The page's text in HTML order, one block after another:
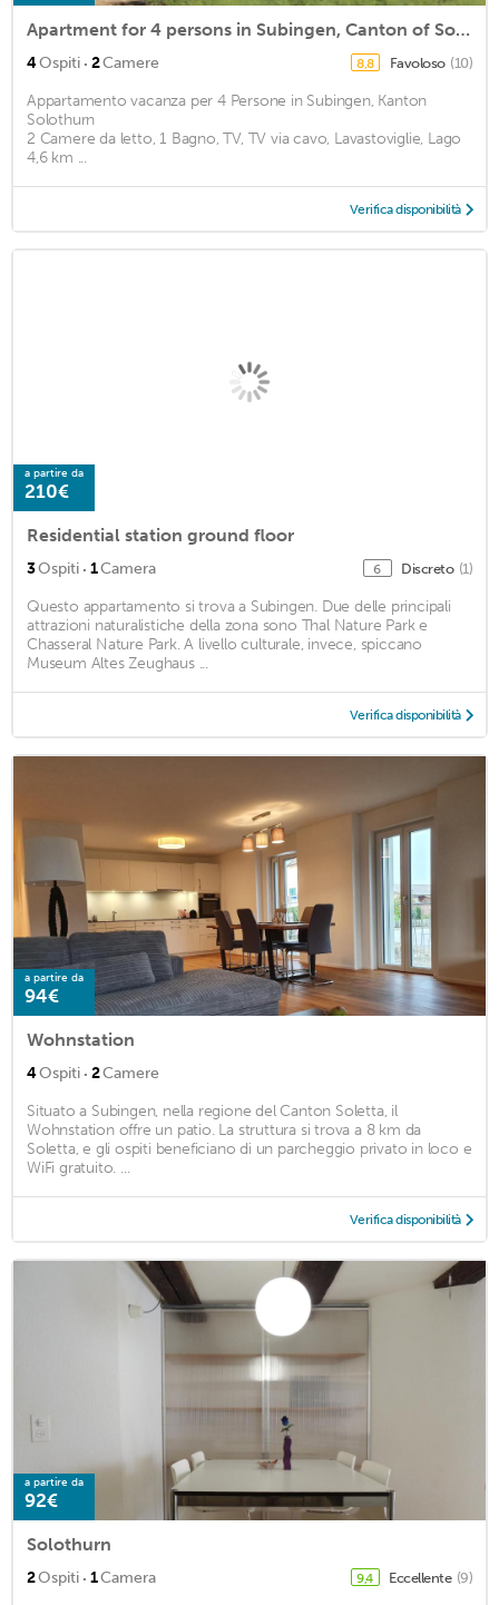
Apartment for 4 persons in Subingen, Canton of Solothurn<BR>2 bedrooms, 1 bathroom, TV, cable TV, dim2
4Ospiti · 2Camere 8,8 Favoloso (10)
Appartamento vacanza per 4 Persone in Subingen, Kanton
Solothurn
2 Camere da letto, 1 Bagno, TV, TV via cavo, Lavastoviglie, Lago
4,6 km ...
Verifica disponibilità
a partire da
210€
Residential station ground floor
3Ospiti · 1Camera 6 Discreto (1)
Questo appartamento si trova a Subingen. Due delle principali
attrazioni naturalistiche della zona sono Thal Nature Park e
Chasseral Nature Park. A livello culturale, invece, spiccano
Museum Altes Zeughaus ...
Verifica disponibilità
a partire da
94€
Wohnstation
4Ospiti · 2Camere
Situato a Subingen, nella regione del Canton Soletta, il
Wohnstation offre un patio. La struttura si trova a 8 km da
Soletta, e gli ospiti beneficiano di un parcheggio privato in loco e
WiFi gratuito. ...
Verifica disponibilità
a partire da
92€
Solothurn
2Ospiti · 1Camera 9,4 Eccellente (9)